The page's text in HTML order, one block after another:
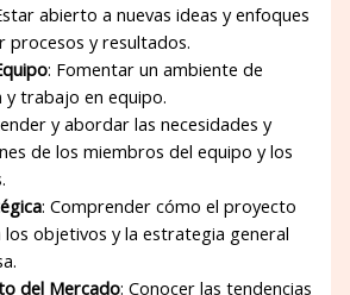
abierto a nuevas ideas y enfoques
procesos y resultados.
: Fomentar un ambiente de
y trabajo en equipo.
y abordar las necesidades y
de los miembros del equipo y los
: Comprender cómo el proyecto
los objetivos y la estrategia general
del Mercado: Conocer las tendencias